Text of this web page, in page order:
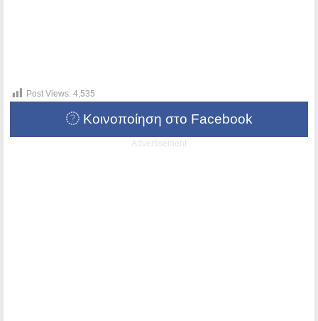
Post Views: 4,535
Κοινοποίηση στο Facebook
Advertisement